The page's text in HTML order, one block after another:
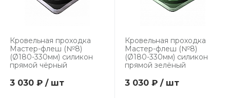
Кровельная проходка
Мастер-флеш (№8)
(Ø180-330мм) силикон
прямой чёрный
3 030 ₽ / шт
Кровельная проходка
Мастер-флеш (№8)
(Ø180-330мм) силикон
прямой зелёный
3 030 ₽ / шт